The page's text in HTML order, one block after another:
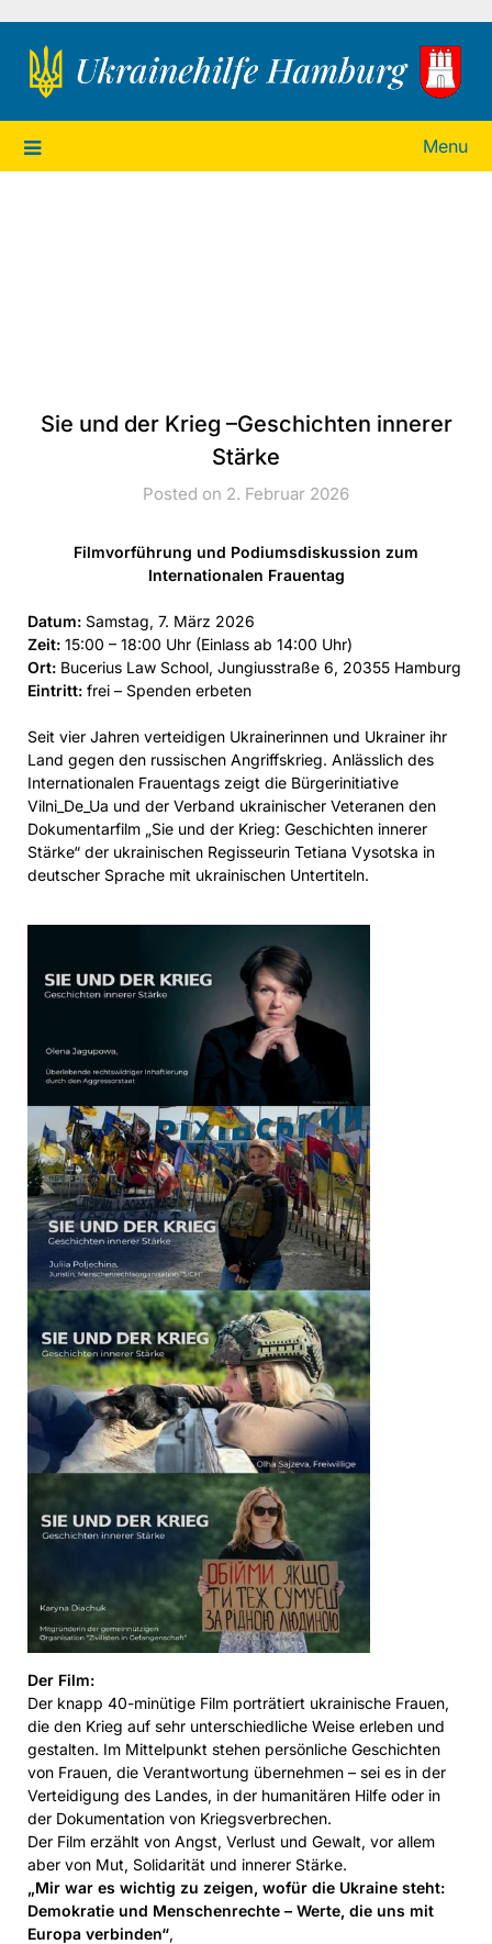
Ukrainehilfe Hamburg
Menu
Sie und der Krieg –Geschichten innerer
Stärke
Posted on 2. Februar 2026
Filmvorführung und Podiumsdiskussion zum
Internationalen Frauentag
Datum: Samstag, 7. März 2026
Zeit: 15:00 – 18:00 Uhr (Einlass ab 14:00 Uhr)
Ort: Bucerius Law School, Jungiusstraße 6, 20355 Hamburg
Eintritt: frei – Spenden erbeten
Seit vier Jahren verteidigen Ukrainerinnen und Ukrainer ihr
Land gegen den russischen Angriffskrieg. Anlässlich des
Internationalen Frauentags zeigt die Bürgerinitiative
Vilni_De_Ua und der Verband ukrainischer Veteranen den
Dokumentarfilm „Sie und der Krieg: Geschichten innerer
Stärke“ der ukrainischen Regisseurin Tetiana Vysotska in
deutscher Sprache mit ukrainischen Untertiteln.
Der Film:
Der knapp 40-minütige Film porträtiert ukrainische Frauen,
die den Krieg auf sehr unterschiedliche Weise erleben und
gestalten. Im Mittelpunkt stehen persönliche Geschichten
von Frauen, die Verantwortung übernehmen – sei es in der
Verteidigung des Landes, in der humanitären Hilfe oder in
der Dokumentation von Kriegsverbrechen.
Der Film erzählt von Angst, Verlust und Gewalt, vor allem
aber von Mut, Solidarität und innerer Stärke.
„Mir war es wichtig zu zeigen, wofür die Ukraine steht:
Demokratie und Menschenrechte – Werte, die uns mit
Europa verbinden“,